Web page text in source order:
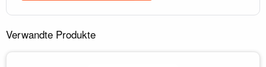
Verwandte Produkte